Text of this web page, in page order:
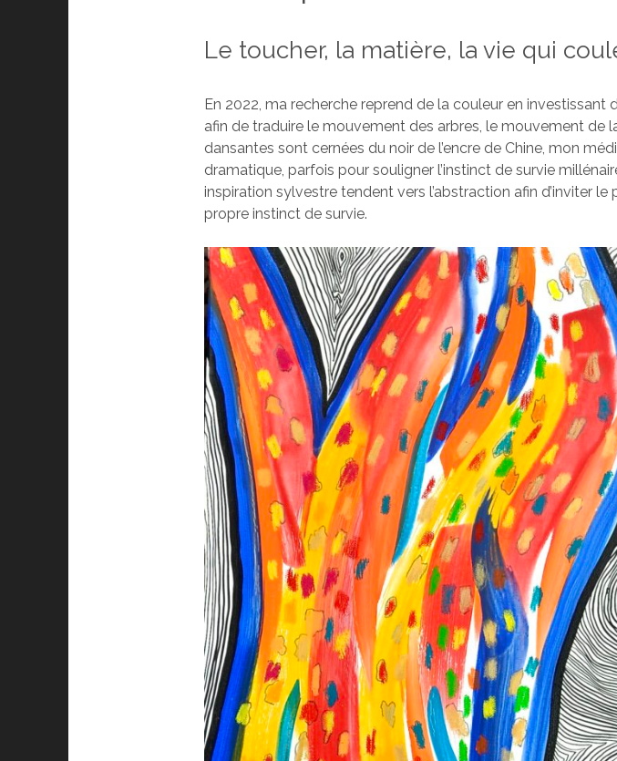
Le toucher, la matière, la vie qui
En 2022, ma recherche reprend de la couleur en
afin de traduire le mouvement des arbres, le mouvement
dansantes sont cernées du noir de l’encre de Chine, mon
dramatique, parfois pour souligner l’instinct de survie
inspiration sylvestre tendent vers l’abstraction afin d’inviter
propre instinct de survie.